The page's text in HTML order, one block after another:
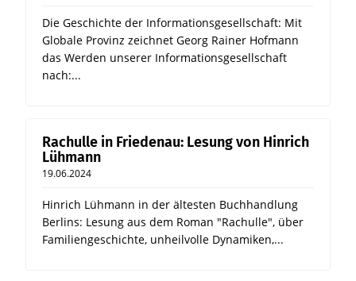
Die Geschichte der Informationsgesellschaft: Mit
Globale Provinz zeichnet Georg Rainer Hofmann
das Werden unserer Informationsgesellschaft
nach:...
Rachulle in Friedenau: Lesung von Hinrich
Lühmann
19.06.2024
Hinrich Lühmann in der ältesten Buchhandlung
Berlins: Lesung aus dem Roman "Rachulle", über
Familiengeschichte, unheilvolle Dynamiken,...